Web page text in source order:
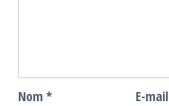
Nom * E-mail